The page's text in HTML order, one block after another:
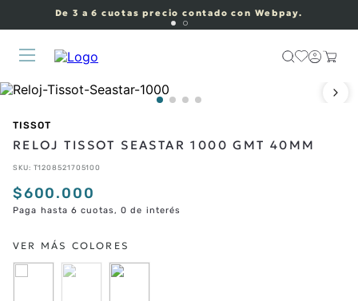
De 3 a 6 cuotas precio contado con Webpay.
TISSOT
RELOJ TISSOT SEASTAR 1000 GMT 40MM
SKU: T1208521705100
$600.000
Paga hasta 6 cuotas, 0 de interés